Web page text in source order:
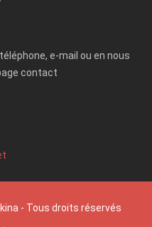
e-mail ou en nous
contact
- Tous droits réservés